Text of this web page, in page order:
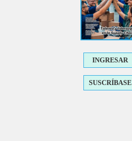
INGRESAR
SUSCRÍBASE